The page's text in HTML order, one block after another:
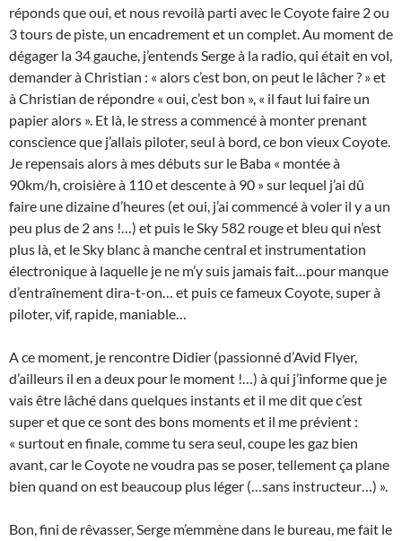
réponds que oui, et nous revoilà parti avec le Coyote faire 2 ou
3 tours de piste, un encadrement et un complet. Au moment de
dégager la 34 gauche, j’entends Serge à la radio, qui était en vol,
demander à Christian : « alors c’est bon, on peut le lâcher ? » et
à Christian de répondre « oui, c’est bon », « il faut lui faire un
papier alors ». Et là, le stress a commencé à monter prenant
conscience que j’allais piloter, seul à bord, ce bon vieux Coyote.
Je repensais alors à mes débuts sur le Baba « montée à
90km/h, croisière à 110 et descente à 90 » sur lequel j’ai dû
faire une dizaine d’heures (et oui, j’ai commencé à voler il y a un
peu plus de 2 ans !…) et puis le Sky 582 rouge et bleu qui n’est
plus là, et le Sky blanc à manche central et instrumentation
électronique à laquelle je ne m’y suis jamais fait…pour manque
d’entraînement dira-t-on… et puis ce fameux Coyote, super à
piloter, vif, rapide, maniable…
A ce moment, je rencontre Didier (passionné d’Avid Flyer,
d’ailleurs il en a deux pour le moment !…) à qui j’informe que je
vais être lâché dans quelques instants et il me dit que c’est
super et que ce sont des bons moments et il me prévient :
« surtout en finale, comme tu sera seul, coupe les gaz bien
avant, car le Coyote ne voudra pas se poser, tellement ça plane
bien quand on est beaucoup plus léger (…sans instructeur…) ».
Bon, fini de rêvasser, Serge m’emmène dans le bureau, me fait le